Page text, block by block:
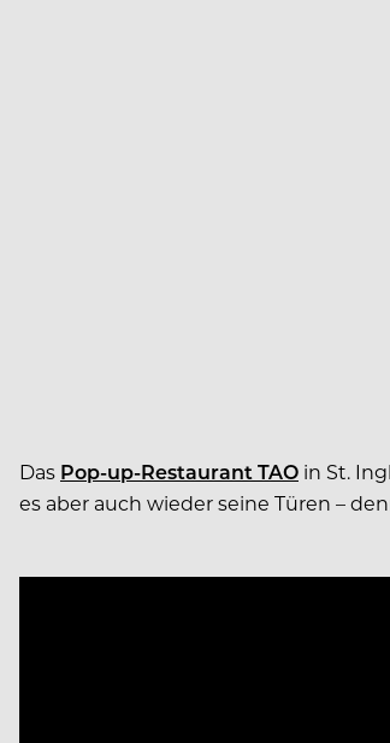
Das Pop-up-Restaurant TAO in St.
es aber auch wieder seine Türen –